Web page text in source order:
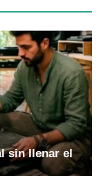
sin llenar el